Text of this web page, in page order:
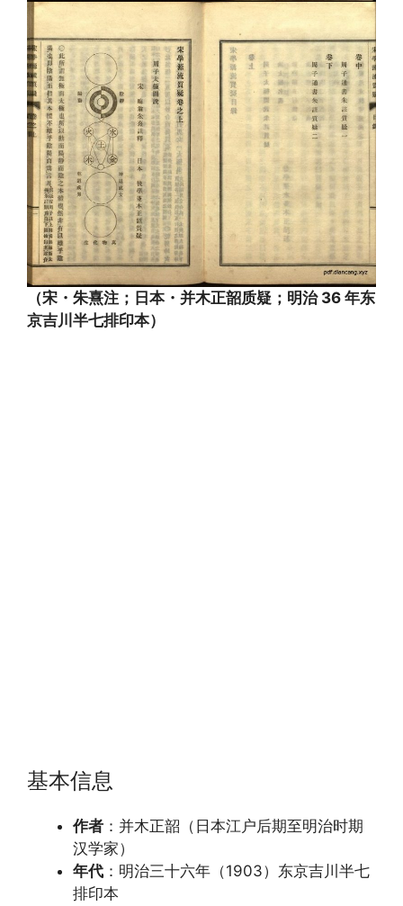
（宋・朱熹注；日本・并木正韶质疑；明治 36 年东
京吉川半七排印本）
基本信息
作者 ：并木正韶（日本江户后期至明治时期
汉学家）
年代 ：明治三十六年（1903）东京吉川半七
排印本